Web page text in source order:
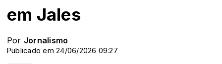
em Jales
Por Jornalismo
Publicado em 24/06/2026 09:27